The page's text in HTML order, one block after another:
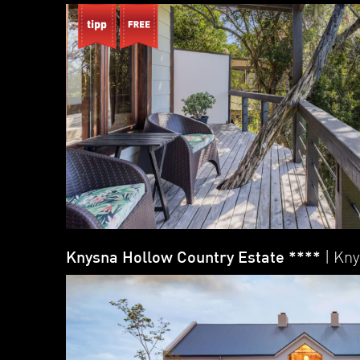
Knysna Hollow Country Estate **** |